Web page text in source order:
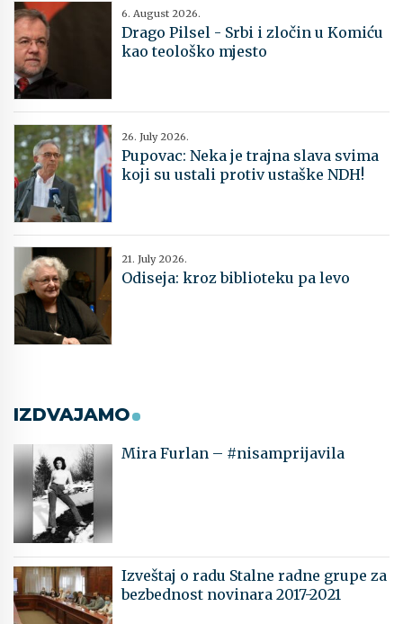
6. August 2026.
Drago Pilsel - Srbi i zločin u Komiću
kao teološko mjesto
26. July 2026.
Pupovac: Neka je trajna slava svima
koji su ustali protiv ustaške NDH!
21. July 2026.
Odiseja: kroz biblioteku pa levo
IZDVAJAMO
Mira Furlan – #nisamprijavila
Izveštaj o radu Stalne radne grupe za
bezbednost novinara 2017-2021